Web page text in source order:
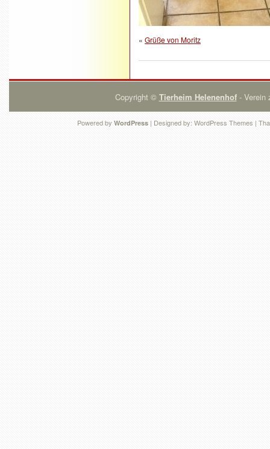
« Grüße von Moritz
Copyright © Tierheim Helenenhof- Verein
Powered by WordPress | Designed by:WordPress Themes |